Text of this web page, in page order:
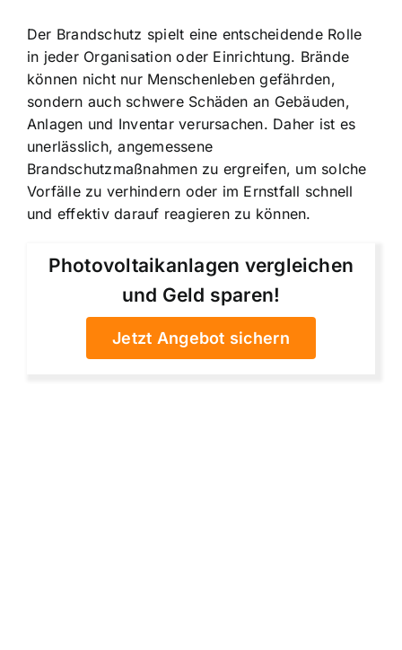
Der Brandschutz spielt eine entscheidende Rolle
in jeder Organisation oder Einrichtung. Brände
können nicht nur Menschenleben gefährden,
sondern auch schwere Schäden an Gebäuden,
Anlagen und Inventar verursachen. Daher ist es
unerlässlich, angemessene
Brandschutzmaßnahmen zu ergreifen, um solche
Vorfälle zu verhindern oder im Ernstfall schnell
und effektiv darauf reagieren zu können.
Photovoltaikanlagen vergleichen
und Geld sparen!
Jetzt Angebot sichern